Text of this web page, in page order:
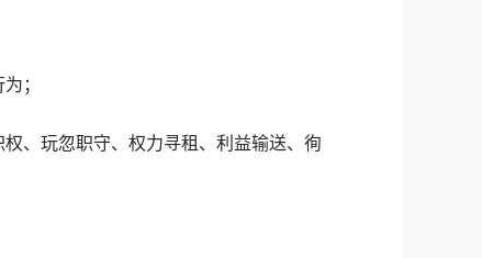
；
、玩忽职守、权力寻租、利益输送、徇